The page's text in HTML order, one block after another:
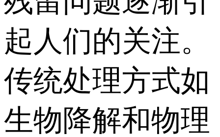
起人们的关注。
传统处理方式如
生物降解和物理